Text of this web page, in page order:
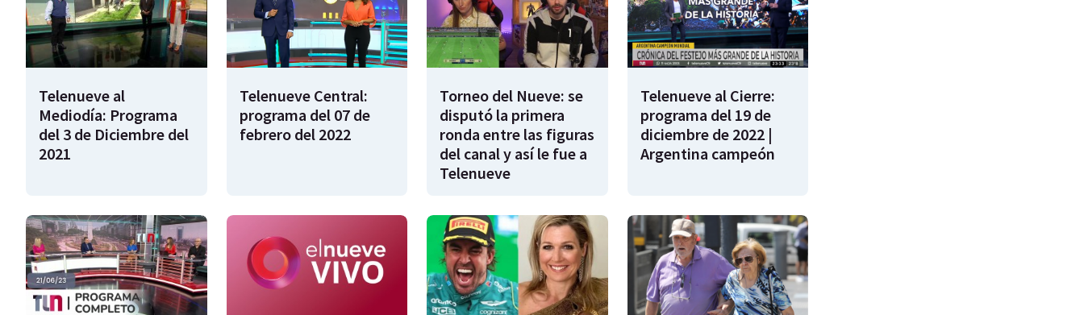
Telenueve al
Mediodía: Programa
del 3 de Diciembre del
2021
Telenueve Central:
programa del 07 de
febrero del 2022
Torneo del Nueve: se
disputó la primera
ronda entre las figuras
del canal y así le fue a
Telenueve
Telenueve al Cierre:
programa del 19 de
diciembre de 2022 |
Argentina campeón